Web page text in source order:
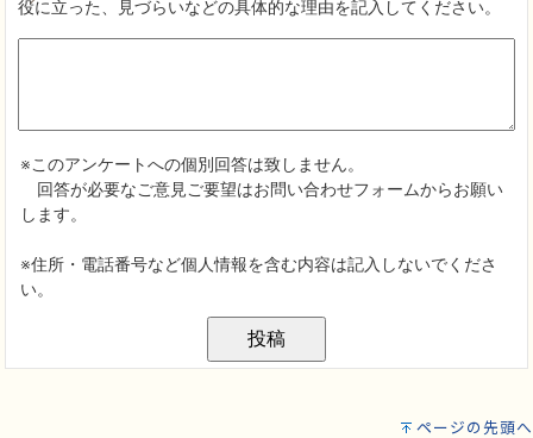
ページの先頭へ